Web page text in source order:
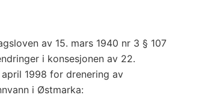
av 15. mars 1940 nr 3 § 107
i konsesjonen av 22.
april 1998 for drenering av
i Østmarka: